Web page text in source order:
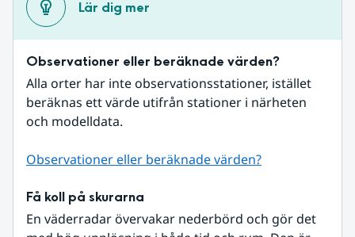
Lär dig mer
Observationer eller beräknade värden?
Alla orter har inte observationsstationer, istället
beräknas ett värde utifrån stationer i närheten
och modelldata.
Observationer eller beräknade värden?
Få koll på skurarna
En väderradar övervakar nederbörd och gör det